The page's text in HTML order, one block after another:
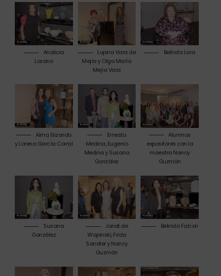
Analicia
Lozano
Lupina Vara de
Mejía y Olga María
Mejía Vara
Belinda Lara
Alma Elizondo
y Lorena García Corral
Ernesto
Medina, Eugenio
Medina y Susana
González
Alumnos
expositores con la
maestra Nancy
Guzmán
Susana
González
Janet de
Wapinski, Frida
Sandler y Nancy
Guzmán
Belinda Falcon